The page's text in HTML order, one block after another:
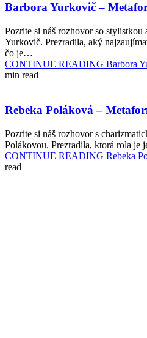
Barbora Yurkovič –
Pozrite si náš rozhovor so stylistkou
Yurkovič. Prezradila, aký
čo je…
CONTINUE READING Barbora
min read
Rebeka Poláková –
Pozrite si náš rozhovor s
Polákovou. Prezradila, ktorá rola
CONTINUE READING Rebeka
read